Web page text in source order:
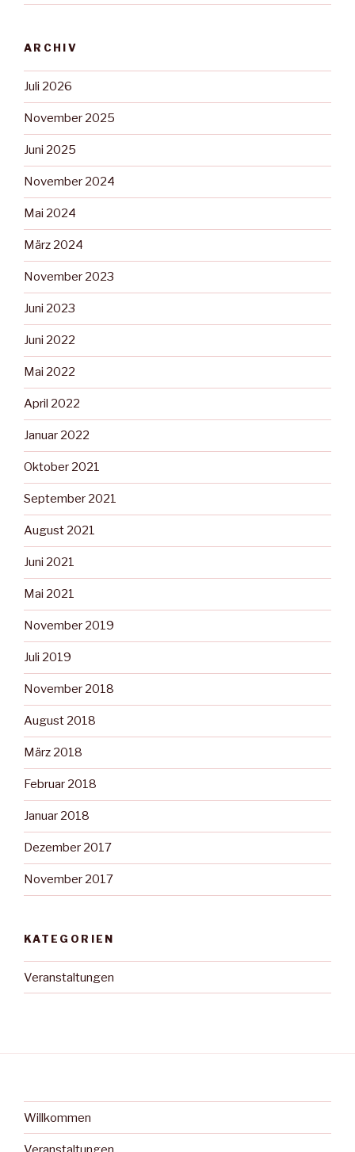
ARCHIV
Juli 2026
November 2025
Juni 2025
November 2024
Mai 2024
März 2024
November 2023
Juni 2023
Juni 2022
Mai 2022
April 2022
Januar 2022
Oktober 2021
September 2021
August 2021
Juni 2021
Mai 2021
November 2019
Juli 2019
November 2018
August 2018
März 2018
Februar 2018
Januar 2018
Dezember 2017
November 2017
KATEGORIEN
Veranstaltungen
Willkommen